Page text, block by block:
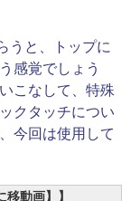
うと、トップに
感覚でしょう
こなして、特殊
クタッチについ
今回は使用して
動画】】